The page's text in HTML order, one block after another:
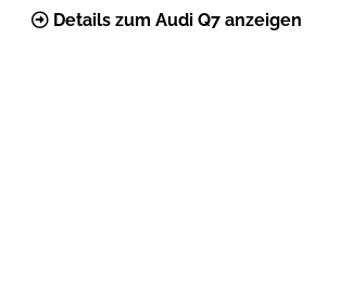
Details zum Audi Q7 anzeigen